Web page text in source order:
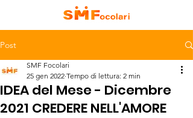
Post
IDEA del Mese - Dicembre
2021 CREDERE NELL'AMORE
SMF Focolari
25 gen 2022 Tempo di lettura: 2 min